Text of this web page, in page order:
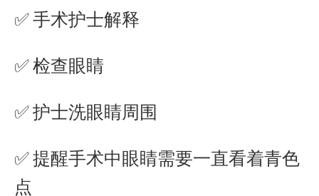
✅ 手术护士解释
✅ 检查眼睛
✅ 护士洗眼睛周围
✅ 提醒手术中眼睛需要一直看着青色
点